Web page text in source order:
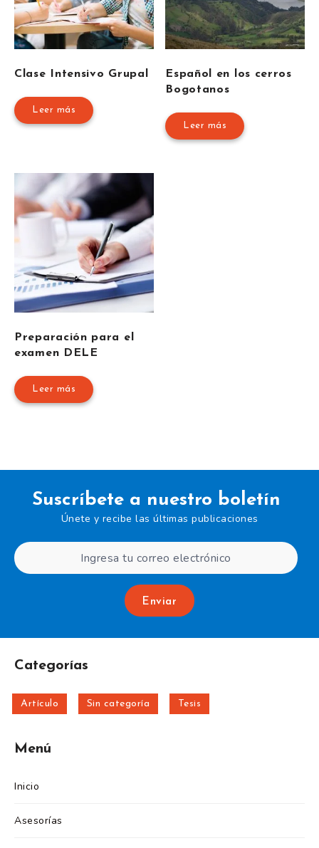
Clase Intensivo Grupal
Leer más
Español en los cerros
Bogotanos
Leer más
Preparación para el
examen DELE
Leer más
Suscríbete a nuestro boletín
Únete y recibe las últimas publicaciones
Enviar
Categorías
Artículo Sin categoría Tesis
Menú
Inicio
Asesorías